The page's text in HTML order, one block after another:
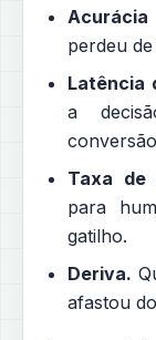
Acurácia
perdeu
Latência
a
Taxa de
para
gatilho.
Deriva.
afastou